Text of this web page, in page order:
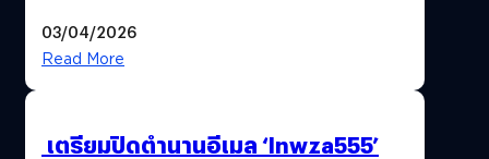
03/04/2026
Read More
เตรียมปิดตำนานอีเมล ‘lnwza555’